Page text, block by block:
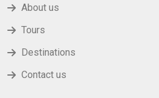
About us
Tours
Destinations
Contact us